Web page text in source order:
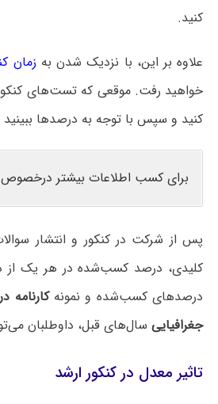
کنید.
علاوه بر این، با نزدیک شدن به زمان
خواهید رفت. موقعی که تست‌های
کنید و سپس با توجه به درصدها ببینید
برای کسب اطلاعات بیشتر درخصوص
پس از شرکت در کنکور و انتشار
کلیدی، درصد کسب‌شده در هر یک از
درصدهای کسب‌شده و نمونه
جغرافیاییسال‌های قبل، داوطلبان
تاثیر معدل در کنکور ارشد